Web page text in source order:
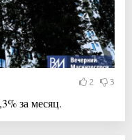
2 3
за месяц.